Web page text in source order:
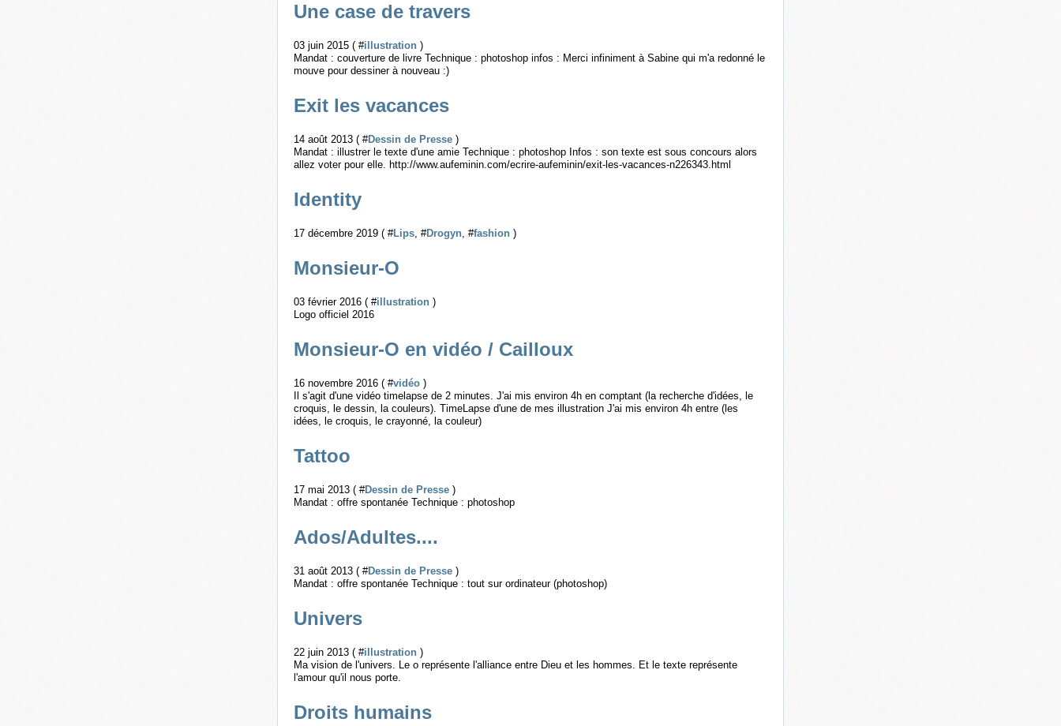
Une case de travers
03 juin 2015 ( #illustration )
Mandat : couverture de livre Technique : photoshop infos : Merci infiniment à Sabine qui m'a redonné le
mouve pour dessiner à nouveau :)
Exit les vacances
14 août 2013 ( #Dessin de Presse )
Mandat : illustrer le texte d'une amie Technique : photoshop Infos : son texte est sous concours alors
allez voter pour elle. http://www.aufeminin.com/ecrire-aufeminin/exit-les-vacances-n226343.html
Identity
17 décembre 2019 ( #Lips, #Drogyn, #fashion )
Monsieur-O
03 février 2016 ( #illustration )
Logo officiel 2016
Monsieur-O en vidéo / Cailloux
16 novembre 2016 ( #vidéo )
Il s'agit d'une vidéo timelapse de 2 minutes. J'ai mis environ 4h en comptant (la recherche d'idées, le
croquis, le dessin, la couleurs). TimeLapse d'une de mes illustration J'ai mis environ 4h entre (les
idées, le croquis, le crayonné, la couleur)
Tattoo
17 mai 2013 ( #Dessin de Presse )
Mandat : offre spontanée Technique : photoshop
Ados/Adultes....
31 août 2013 ( #Dessin de Presse )
Mandat : offre spontanée Technique : tout sur ordinateur (photoshop)
Univers
22 juin 2013 ( #illustration )
Ma vision de l'univers. Le o représente l'alliance entre Dieu et les hommes. Et le texte représente
l'amour qu'il nous porte.
Droits humains